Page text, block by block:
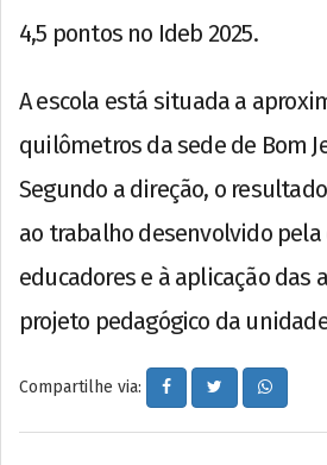
4,5 pontos no Ideb 2025.
A escola está situada a
quilômetros da sede de Bom
Segundo a direção, o
ao trabalho desenvolvido
educadores e à aplicação das
projeto pedagógico da
Compartilhe via: